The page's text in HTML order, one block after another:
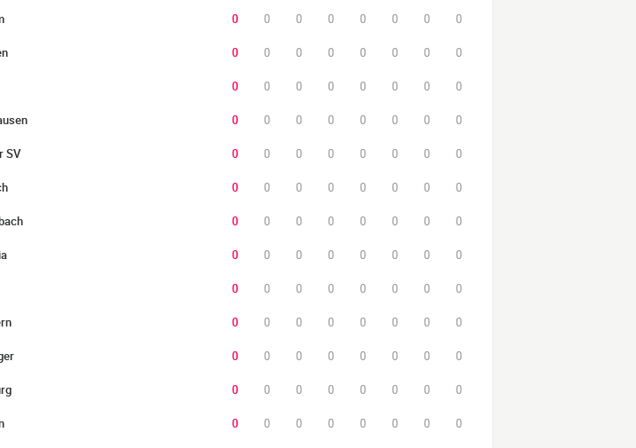
0 0 0 0 0 0 0 0
0 0 0 0 0 0 0 0
0 0 0 0 0 0 0 0
0 0 0 0 0 0 0 0
SV 0 0 0 0 0 0 0 0
0 0 0 0 0 0 0 0
0 0 0 0 0 0 0 0
0 0 0 0 0 0 0 0
0 0 0 0 0 0 0 0
0 0 0 0 0 0 0 0
0 0 0 0 0 0 0 0
0 0 0 0 0 0 0 0
0 0 0 0 0 0 0 0